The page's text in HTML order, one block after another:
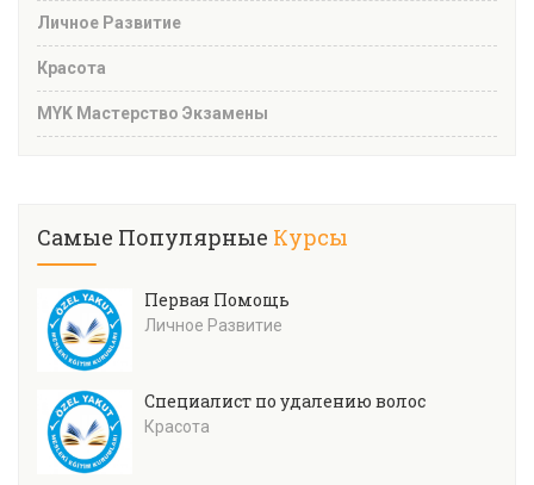
Личное Развитие
Красота
MYK Мастерство Экзамены
Самые Популярные Курсы
Первая Помощь
Личное Развитие
Специалист по удалению волос
Красота